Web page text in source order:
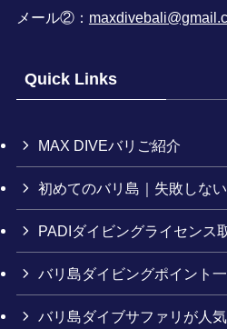
メール②：
Quick Links
MAX DIVEバリご紹介
初めてのバリ島｜失敗しな
PADIダイビングライセンス
バリ島ダイビングポイント
バリ島ダイブサファリが人